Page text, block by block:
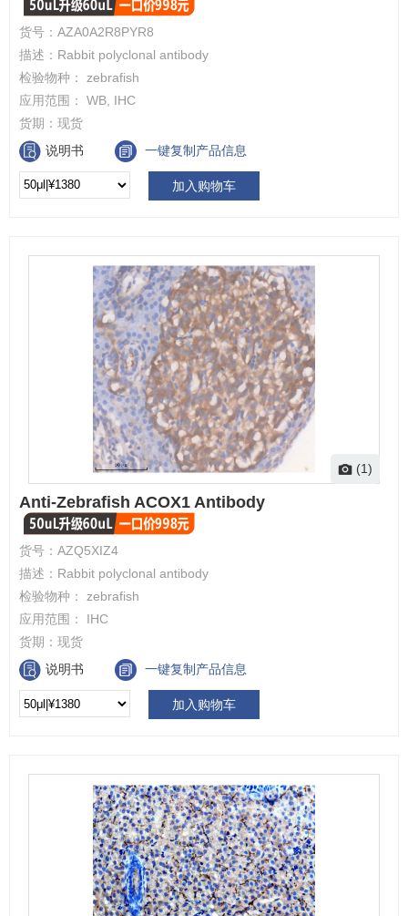
货号： AZA0A2R8PYR8
描述： Rabbit polyclonal antibody
检验物种： zebrafish
应用范围： WB, IHC
货期： 现货
说明书
一键复制产品信息
加入购物车
(1)
Anti-Zebrafish ACOX1 Antibody
货号： AZQ5XIZ4
描述： Rabbit polyclonal antibody
检验物种： zebrafish
应用范围： IHC
货期： 现货
说明书
一键复制产品信息
加入购物车